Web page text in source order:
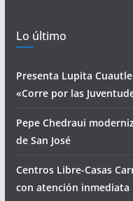
Lo último
Presenta Lupita
«Corre por las
Pepe Chedraui
de San José
Centros Libre-Casas
con atención inmediata